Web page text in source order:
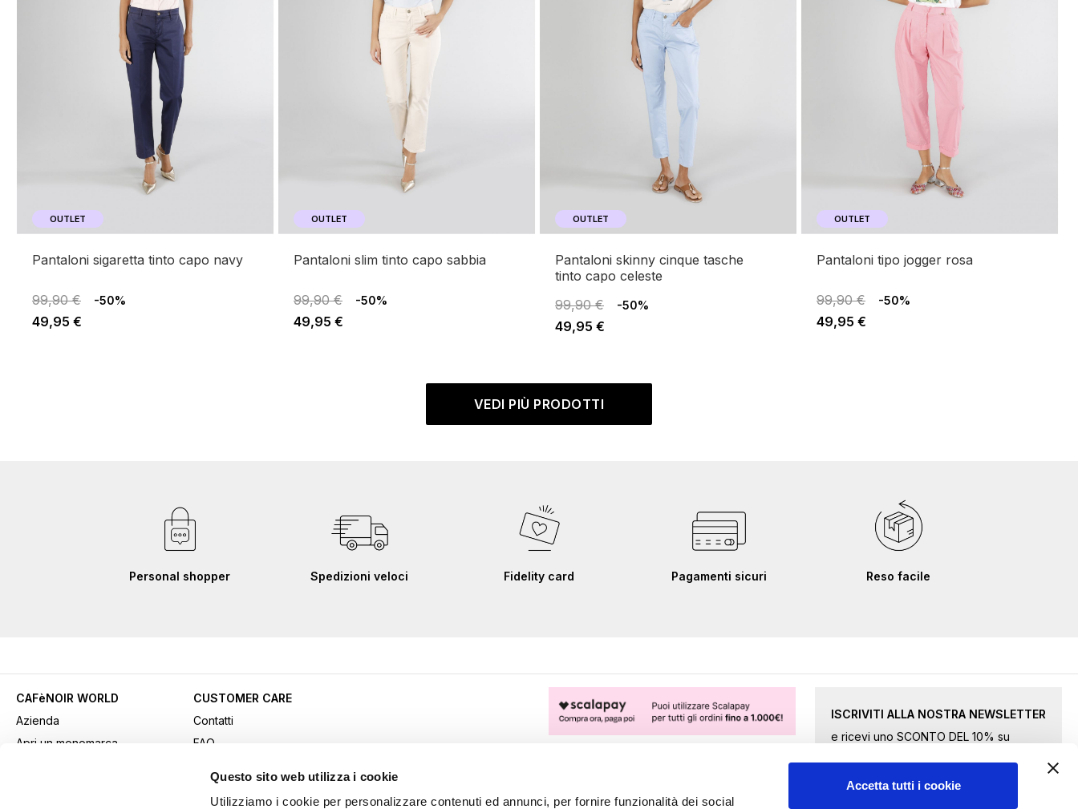
Questo sito web utilizza i cookie
Utilizziamo i cookie per personalizzare contenuti ed annunci, per fornire funzionalità dei social
Accetta tutti i cookie
OUTLET
pantaloni sigaretta tinto capo navy
99,90 € -50%
49,95 €
OUTLET
pantaloni slim tinto capo sabbia
99,90 € -50%
49,95 €
OUTLET
pantaloni skinny cinque tasche
tinto capo celeste
99,90 €
-50%
49,95 €
OUTLET
pantaloni tipo jogger rosa
99,90 € -50%
49,95 €
VEDI PIÙ PRODOTTI
Personal shopper Spedizioni veloci Fidelity card Pagamenti sicuri Reso facile
CAFèNOIR WORLD
Azienda
Apri un monomarca
CUSTOMER CARE
Contatti
FAQ
Pagamenti
ISCRIVITI ALLA NOSTRA NEWSLETTER
e ricevi uno SCONTO DEL 10% su